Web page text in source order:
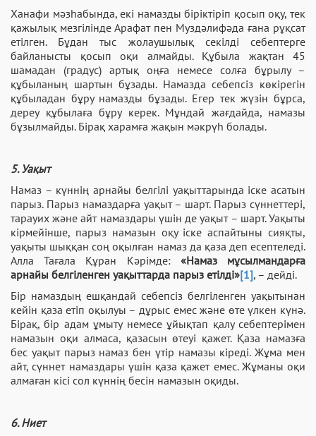
Ханафи мәзһабында, екі намазды біріктіріп қосып оқу, тек
қажылық мезгілінде Арафат пен Муздәлифәда ғана рұқсат
етілген. Бұдан тыс жолаушылық секілді себептерге
байланысты қосып оқи алмайды. Құбыла жақтан 45
шамадан (градус) артық оңға немесе солға бұрылу –
құбыланың шартын бұзады. Намазда себепсіз көкірегін
құбыладан бұру намазды бұзады. Егер тек жүзін бұрса,
дереу құбылаға бұру керек. Мұндай жағдайда, намазы
бұзылмайды. Бірақ харамға жақын мәкрүһ болады.
5. Уақыт
Намаз – күннің арнайы белгілі уақыттарында іске асатын
парыз. Парыз намаздарға уақыт – шарт. Парыз сүннеттері,
тарауих және айт намаздары үшін де уақыт – шарт. Уақыты
кірмейінше, парыз намазын оқу іске аспайтыны сияқты,
уақыты шыққан соң оқылған намаз да қаза деп есептеледі.
Алла Тағала Құран Кәрімде: «Намаз мұсылмандарға
арнайы белгіленген уақыттарда парыз етілді»[1], – дейді.
Бір намаздың ешқандай себепсіз белгіленген уақытынан
кейін қаза етіп оқылуы – дұрыс емес және өте үлкен күнә.
Бірақ, бір адам ұмыту немесе ұйықтап қалу себептерімен
намазын оқи алмаса, қазасын өтеуі қажет. Қаза намазға
бес уақыт парыз намаз бен үтір намазы кіреді. Жұма мен
айт, сүннет намаздары үшін қаза қажет емес. Жұманы оқи
алмаған кісі сол күннің бесін намазын оқиды.
6. Ниет